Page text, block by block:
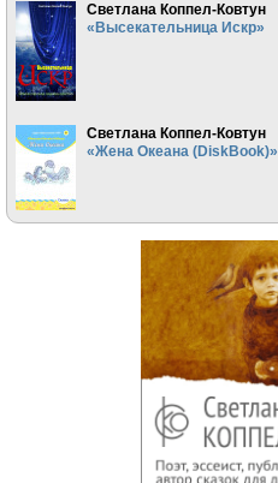
Светлана Коппел-Ковтун
«Высекательница Искр»
Светлана Коппел-Ковтун
«Жена Океана (DiskBook)»